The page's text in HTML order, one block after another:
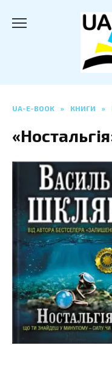
UA-E-BOOK » КНИГИ »